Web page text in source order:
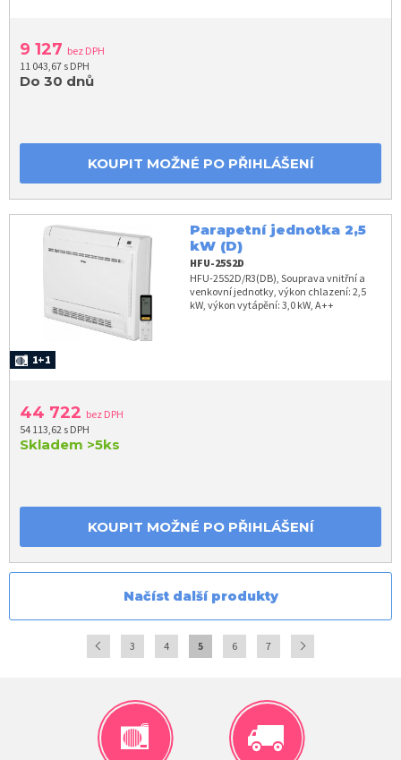
9 127 bez DPH
11 043,67 s DPH
Do 30 dnů
KOUPIT MOŽNÉ PO PŘIHLÁŠENÍ
Parapetní jednotka 2,5
kW (D)
HFU-25S2D
HFU-25S2D/R3(DB), Souprava vnitřní a
venkovní jednotky, výkon chlazení: 2,5
kW, výkon vytápění: 3,0 kW, A++
1+1
44 722 bez DPH
54 113,62 s DPH
Skladem >5ks
KOUPIT MOŽNÉ PO PŘIHLÁŠENÍ
Načíst další produkty
3 4 5 6 7